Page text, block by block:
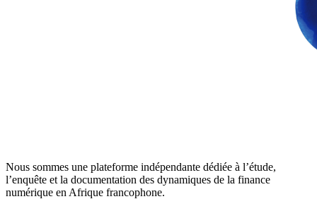
Nous sommes une plateforme indépendante dédiée à l’étude,
l’enquête et la documentation des dynamiques de la finance
numérique en Afrique francophone.